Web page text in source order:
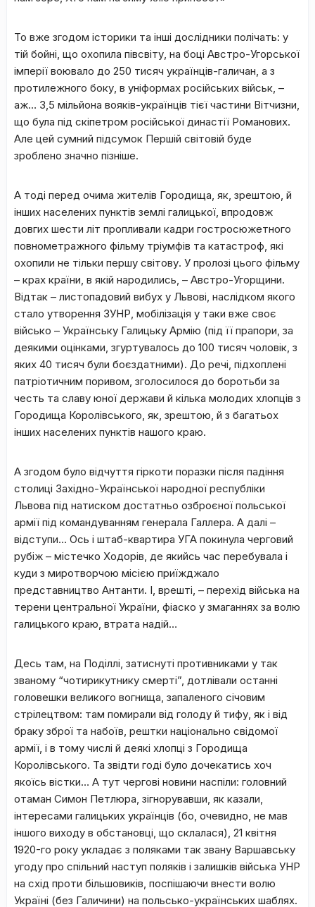
То вже згодом історики та інші дослідники полічать: у
тій бойні, що охопила півсвіту, на боці Австро-Угорської
імперії воювало до 250 тисяч українців-галичан, а з
протилежного боку, в уніформах російських військ, –
аж… 3,5 мільйона вояків-українців тієї частини Вітчизни,
що була під скіпетром російської династії Романових.
Але цей сумний підсумок Першій світовій буде
зроблено значно пізніше.
А тоді перед очима жителів Городища, як, зрештою, й
інших населених пунктів землі галицької, впродовж
довгих шести літ пропливали кадри гостросюжетного
повнометражного фільму тріумфів та катастроф, які
охопили не тільки першу світову. У пролозі цього фільму
– крах країни, в якій народились, – Австро-Угорщини.
Відтак – листопадовий вибух у Львові, наслідком якого
стало утворення ЗУНР, мобілізація у таки вже своє
військо – Українську Галицьку Армію (під її прапори, за
деякими оцінками, згуртувалось до 100 тисяч чоловік, з
яких 40 тисяч були боєздатними). До речі, підхоплені
патріотичним поривом, зголосилося до боротьби за
честь та славу юної держави й кілька молодих хлопців з
Городища Королівського, як, зрештою, й з багатьох
інших населених пунктів нашого краю.
А згодом було відчуття гіркоти поразки після падіння
столиці Західно-Української народної республіки
Львова під натиском достатньо озброєної польської
армії під командуванням генерала Галлера. А далі –
відступи… Ось і штаб-квартира УГА покинула черговий
рубіж – містечко Ходорів, де якийсь час перебувала і
куди з миротворчою місією приїжджало
представництво Антанти. І, врешті, – перехід війська на
терени центральної України, фіаско у змаганнях за волю
галицького краю, втрата надій…
Десь там, на Поділлі, затиснуті противниками у так
званому “чотирикутнику смерті”, дотлівали останні
головешки великого вогнища, запаленого січовим
стрілецтвом: там помирали від голоду й тифу, як і від
браку зброї та набоїв, рештки національно свідомої
армії, і в тому числі й деякі хлопці з Городища
Королівського. Та звідти годі було дочекатись хоч
якоїсь вістки… А тут чергові новини наспіли: головний
отаман Симон Петлюра, зігнорувавши, як казали,
інтересами галицьких українців (бо, очевидно, не мав
іншого виходу в обстановці, що склалася), 21 квітня
1920-го року укладає з поляками так звану Варшавську
угоду про спільний наступ поляків і залишків війська УНР
на схід проти більшовиків, поспішаючи внести волю
Україні (без Галичини) на польсько-українських шаблях.